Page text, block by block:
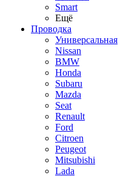
Smart
Ещё
Проводка
Универсальная
Nissan
BMW
Honda
Subaru
Mazda
Seat
Renault
Ford
Citroen
Peugeot
Mitsubishi
Lada